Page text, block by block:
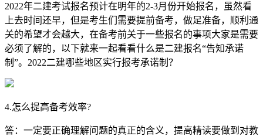
2022年二建考试报名预计在明年的2-3月份开始报名，虽然看
上去时间还早，但是考生们需要提前备考，做足准备，顺利通
关的希望才会越大，在备考前关于一些报名的事项大家是需要
必须了解的，以下就来一起看看什么是二建报名“告知承诺
制”。2022二建哪些地区实行报考承诺制？
4.怎么提高备考效率?
答：一定要正确理解问题的真正的含义，提高精读要做到对教